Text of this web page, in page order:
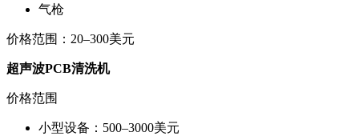
气枪
价格范围：20–300美元
超声波PCB清洗机
价格范围
小型设备：500–3000美元